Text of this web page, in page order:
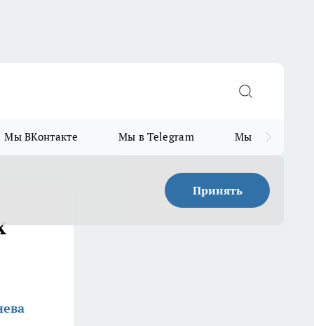
Мы ВКонтакте Мы в Telegram Мы в MAX
Принять